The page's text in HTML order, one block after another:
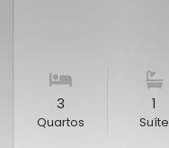
3
Quartos
1
Suíte